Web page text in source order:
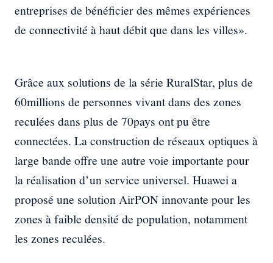
entreprises de bénéficier des mêmes expériences
de connectivité à haut débit que dans les villes».
Grâce aux solutions de la série RuralStar, plus de
60millions de personnes vivant dans des zones
reculées dans plus de 70pays ont pu être
connectées. La construction de réseaux optiques à
large bande offre une autre voie importante pour
la réalisation d’un service universel. Huawei a
proposé une solution AirPON innovante pour les
zones à faible densité de population, notamment
les zones reculées.